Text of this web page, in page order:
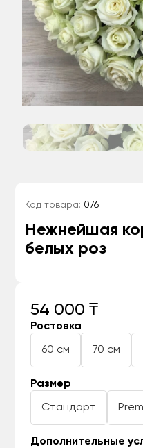
Код товара: 076
Нежнейшая
белых роз
54 000 ₸
Ростовка
60 см 70 см
Размер
Стандарт
Дополнительные